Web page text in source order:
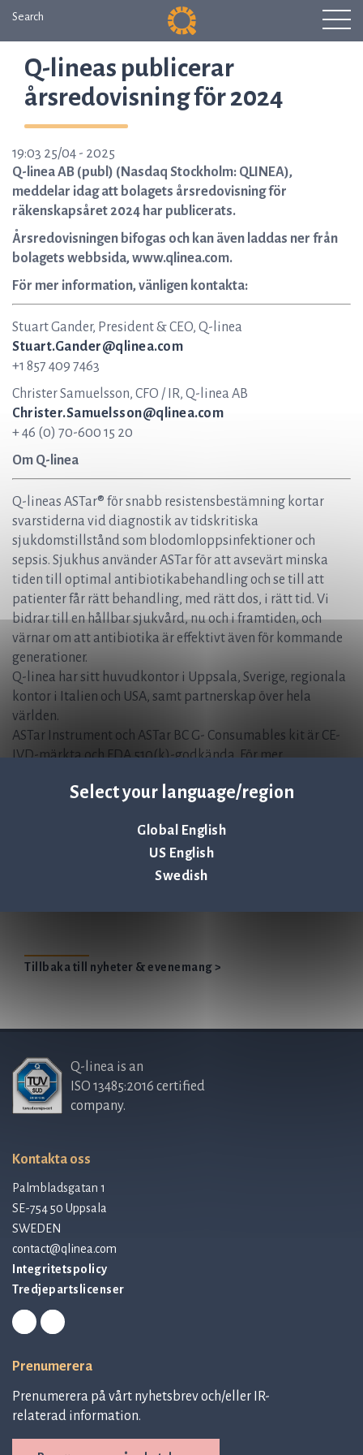
Select your language/region
Global English
US English
Swedish
Search
Q-lineas publicerar
årsredovisning för 2024
19:03 25/04 - 2025
Q-linea AB (publ) (Nasdaq Stockholm: QLINEA),
meddelar idag att bolagets årsredovisning för
räkenskapsåret 2024 har publicerats.
Årsredovisningen bifogas och kan även laddas ner från
bolagets webbsida, www.qlinea.com.
För mer information, vänligen kontakta:
Stuart Gander, President & CEO, Q-linea
Stuart.Gander@qlinea.com
+1 857 409 7463
Christer Samuelsson, CFO / IR, Q-linea AB
Christer.Samuelsson@qlinea.com
+ 46 (0) 70-600 15 20
Om Q-linea
Q-lineas ASTar® för snabb resistensbestämning kortar
svarstiderna vid diagnostik av tidskritiska
sjukdomstillstånd som blodomloppsinfektioner och
sepsis. Sjukhus använder ASTar för att avsevärt minska
tiden till optimal antibiotikabehandling och se till att
patienter får rätt behandling, med rätt dos, i rätt tid. Vi
bidrar till en hållbar sjukvård, nu och i framtiden, och
värnar om att antibiotika är effektivt även för kommande
generationer.
Q-linea har sitt huvudkontor i Uppsala, Sverige, regionala
kontor i Italien och USA, samt partnerskap över hela
världen.
ASTar Instrument och ASTar BC G- Consumables kit är CE-
IVD-märkta och FDA 510(k)-godkända. För mer
Denna information är sådan information som Q-linea är skyldigt
att offentliggöra enligt lagen om värdepappersmarknaden.
Informationen lämnades, genom ovanstående kontaktpersoners
försorg, för offentliggörande den 2025-04-25 19:03 CEST.
Tillbaka till nyheter & evenemang >
Q-linea is an
ISO 13485:2016 certified
company.
Kontakta oss
Palmbladsgatan 1
SE-754 50 Uppsala
SWEDEN
contact@qlinea.com
Integritetspolicy
Tredjepartslicenser
Prenumerera
Prenumerera på vårt nyhetsbrev och/eller IR-
relaterad information.